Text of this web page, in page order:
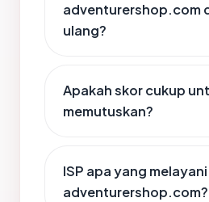
adventurershop.com
ulang?
Apakah skor cukup
memutuskan?
ISP apa yang melayani
adventurershop.com?